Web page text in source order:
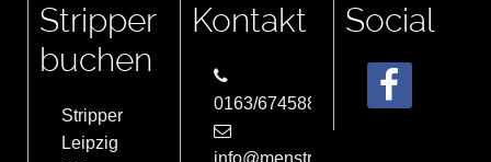
Stripper
buchen
Stripper
Leipzig
Kontakt
0163/6745884
Social